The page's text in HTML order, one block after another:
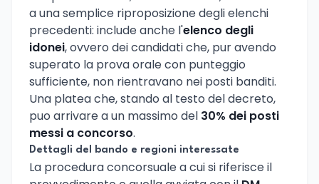
a una semplice riproposizione degli elenchi
precedenti: include anche l'elenco degli
idonei, ovvero dei candidati che, pur avendo
superato la prova orale con punteggio
sufficiente, non rientravano nei posti banditi.
Una platea che, stando al testo del decreto,
puo arrivare a un massimo del 30% dei posti
messi a concorso.
Dettagli del bando e regioni interessate
La procedura concorsuale a cui si riferisce il